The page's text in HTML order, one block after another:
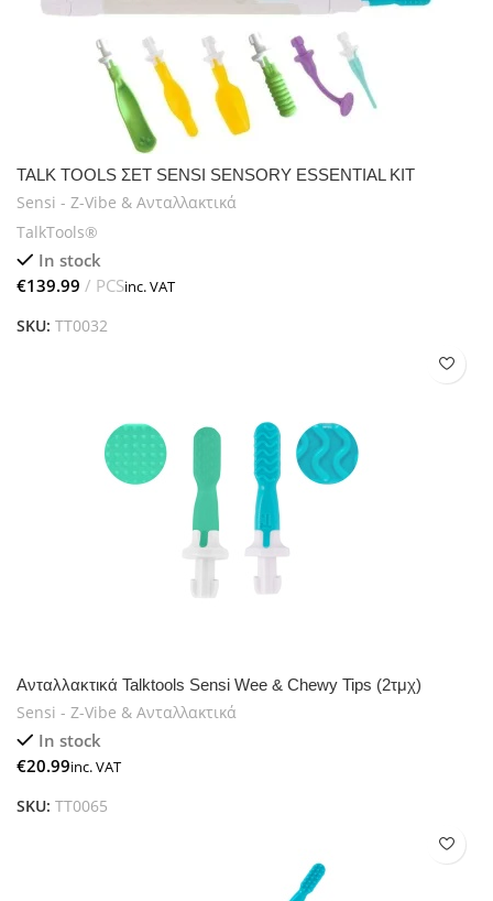
TALK TOOLS ΣΕΤ SENSI SENSORY ESSENTIAL KIT
Sensi - Z-Vibe & Ανταλλακτικά
TalkTools®
In stock
€
SKU: TT0032
Ανταλλακτικά Talktools Sensi Wee & Chewy Tips (2τμχ)
Sensi - Z-Vibe & Ανταλλακτικά
In stock
€
SKU: TT0065